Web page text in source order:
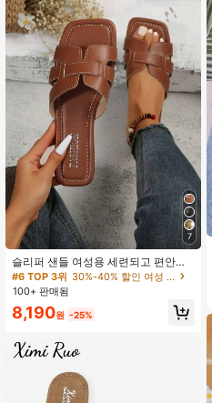
7
슬리퍼 샌들 여성용 세련되고 편안한
플랫 샌들 여름, 해변 의상용
#6 TOP 3위
30%-40% 할인 여성 플랫 샌들
100+ 판매됨
8,190원 -25%